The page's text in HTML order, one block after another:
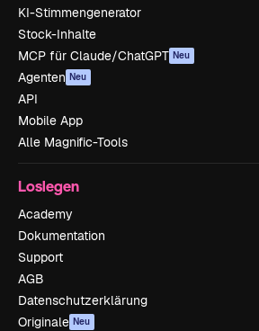
KI-Stimmengenerator
Stock-Inhalte
MCP für Claude/ChatGPT Neu
Agenten Neu
API
Mobile App
Alle Magnific-Tools
Loslegen
Academy
Dokumentation
Support
AGB
Datenschutzerklärung
Originale Neu